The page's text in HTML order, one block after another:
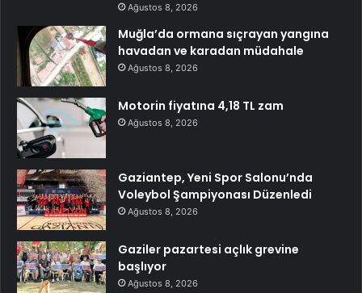
Ağustos 8, 2026
Muğla’da ormana sıçrayan yangına
havadan ve karadan müdahale
Ağustos 8, 2026
Motorin fiyatına 4,18 TL zam
Ağustos 8, 2026
Gaziantep, Yeni Spor Salonu’nda
Voleybol Şampiyonası Düzenledi
Ağustos 8, 2026
Gaziler pazartesi açlık grevine
başlıyor
Ağustos 8, 2026